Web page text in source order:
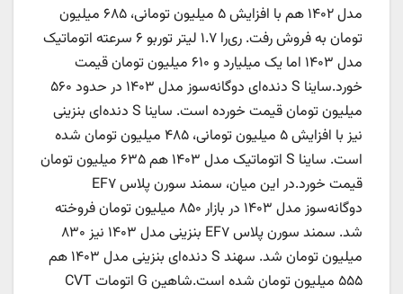
مدل ۱۴۰۲ هم با افزایش ۵ میلیون تومانی، ۶۸۵ میلیون
تومان به فروش رفت. ری‌را ۱.۷ لیتر توربو ۶ سرعته اتوماتیک
مدل ۱۴۰۳ اما یک میلیارد و ۶۱۰ میلیون تومان قیمت
خورد.ساینا S دنده‌ای دوگانه‌سوز مدل ۱۴۰۳ در حدود ۵۶۰
میلیون تومان قیمت خورده است. ساینا S دنده‌ای بنزینی
نیز با افزایش ۵ میلیون تومانی، ۴۸۵ میلیون تومان شده
است. ساینا S اتوماتیک مدل ۱۴۰۳ هم ۶۳۵ میلیون تومان
قیمت خورد.در این میان، سمند سورن پلاس EF۷
دوگانه‌سوز مدل ۱۴۰۳ در بازار ۸۵۰ میلیون تومان فروخته
شد. سمند سورن پلاس EF۷ بنزینی مدل ۱۴۰۳ نیز ۸۳۰
میلیون تومان شد. سهند S دنده‌ای بنزینی مدل ۱۴۰۳ هم
۵۵۵ میلیون تومان شده است.شاهین G اتومات CVT